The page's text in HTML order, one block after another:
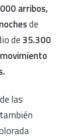
arribos,
de
de35.300
movimiento
las